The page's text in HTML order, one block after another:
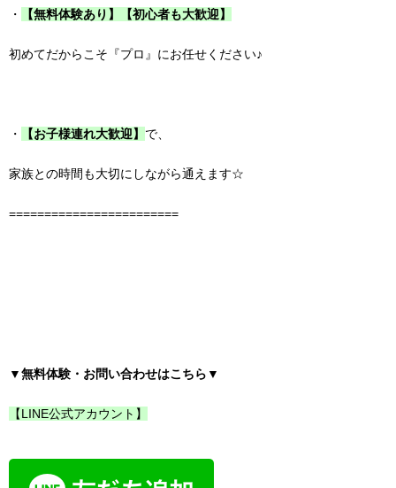
・ 【無料体験あり】【初心者も大歓迎】
初めてだからこそ『プロ』にお任せください♪
・ 【お子様連れ大歓迎】 で、
家族との時間も大切にしながら通えます☆
========================
▼無料体験・お問い合わせはこちら▼
【LINE公式アカウント】